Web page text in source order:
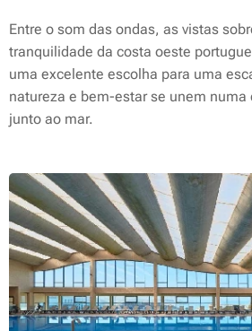
Entre o som das ondas, as vistas
tranquilidade da costa oeste
uma excelente escolha para uma
natureza e bem-estar se unem
junto ao mar.